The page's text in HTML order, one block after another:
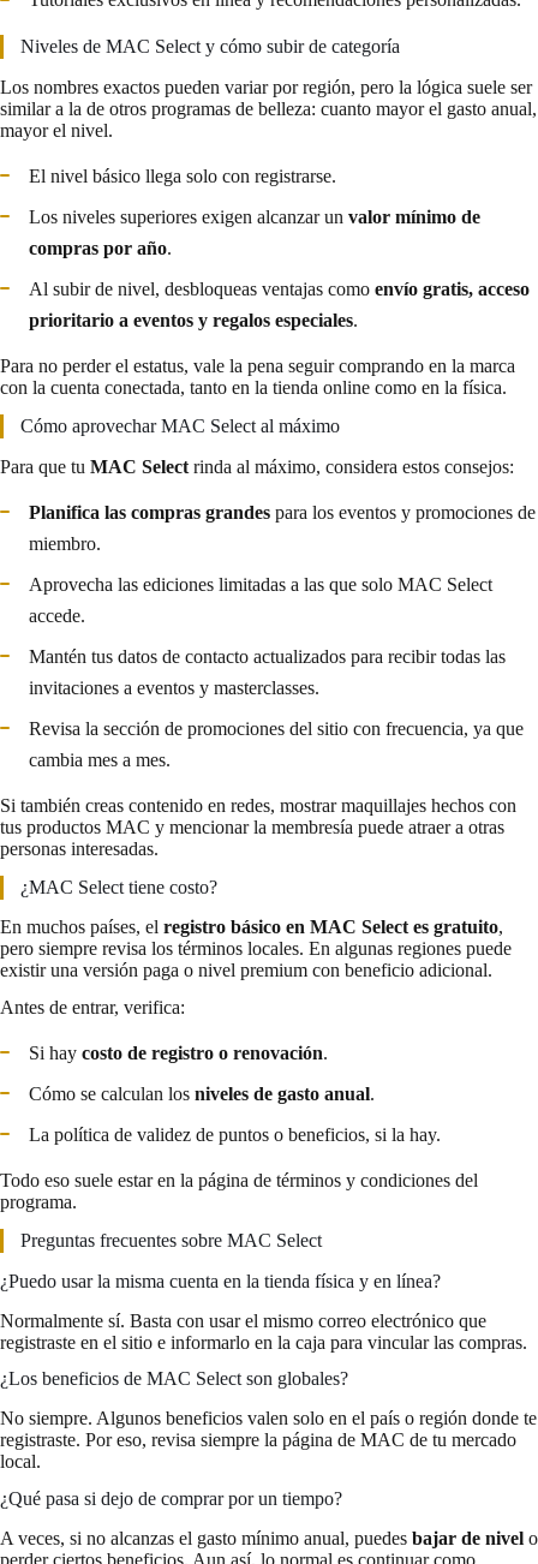
Niveles de MAC Select y cómo subir de categoría
Los nombres exactos pueden variar por región, pero la lógica suele ser
similar a la de otros programas de belleza: cuanto mayor el gasto anual,
mayor el nivel.
El nivel básico llega solo con registrarse.
Los niveles superiores exigen alcanzar un valor mínimo de
compras por año.
Al subir de nivel, desbloqueas ventajas como envío gratis, acceso
prioritario a eventos y regalos especiales.
Para no perder el estatus, vale la pena seguir comprando en la marca
con la cuenta conectada, tanto en la tienda online como en la física.
Cómo aprovechar MAC Select al máximo
Para que tu MAC Select rinda al máximo, considera estos consejos:
Planifica las compras grandes para los eventos y promociones de
miembro.
Aprovecha las ediciones limitadas a las que solo MAC Select
accede.
Mantén tus datos de contacto actualizados para recibir todas las
invitaciones a eventos y masterclasses.
Revisa la sección de promociones del sitio con frecuencia, ya que
cambia mes a mes.
Si también creas contenido en redes, mostrar maquillajes hechos con
tus productos MAC y mencionar la membresía puede atraer a otras
personas interesadas.
¿MAC Select tiene costo?
En muchos países, el registro básico en MAC Select es gratuito,
pero siempre revisa los términos locales. En algunas regiones puede
existir una versión paga o nivel premium con beneficio adicional.
Antes de entrar, verifica:
Si hay costo de registro o renovación.
Cómo se calculan los niveles de gasto anual.
La política de validez de puntos o beneficios, si la hay.
Todo eso suele estar en la página de términos y condiciones del
programa.
Preguntas frecuentes sobre MAC Select
¿Puedo usar la misma cuenta en la tienda física y en línea?
Normalmente sí. Basta con usar el mismo correo electrónico que
registraste en el sitio e informarlo en la caja para vincular las compras.
¿Los beneficios de MAC Select son globales?
No siempre. Algunos beneficios valen solo en el país o región donde te
registraste. Por eso, revisa siempre la página de MAC de tu mercado
local.
¿Qué pasa si dejo de comprar por un tiempo?
A veces, si no alcanzas el gasto mínimo anual, puedes bajar de nivel o
perder ciertos beneficios. Aun así, lo normal es continuar como